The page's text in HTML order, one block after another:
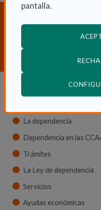
pantalla.
Dependencia y
CONTACTA CON
Dependencia y
La dependencia
Dependencia en las
Trámites
La Ley de dependencia
Servicios
Ayudas económicas